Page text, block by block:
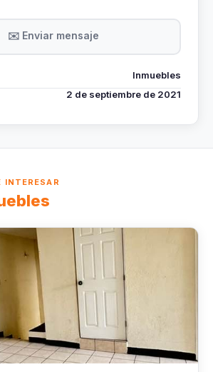
✉️ Enviar mensaje
Inmuebles
2 de septiembre de 2021
INTERESAR